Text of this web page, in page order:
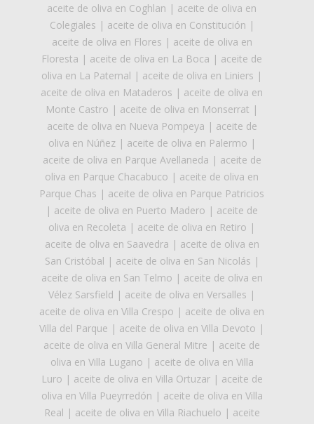
aceite de oliva en Coghlan | aceite de oliva en
Colegiales | aceite de oliva en Constitución |
aceite de oliva en Flores | aceite de oliva en
Floresta | aceite de oliva en La Boca | aceite de
oliva en La Paternal | aceite de oliva en Liniers |
aceite de oliva en Mataderos | aceite de oliva en
Monte Castro | aceite de oliva en Monserrat |
aceite de oliva en Nueva Pompeya | aceite de
oliva en Núñez| aceite de oliva en Palermo |
aceite de oliva en Parque Avellaneda | aceite de
oliva en Parque Chacabuco | aceite de oliva en
Parque Chas | aceite de oliva en Parque Patricios
| aceite de oliva en Puerto Madero | aceite de
oliva en Recoleta | aceite de oliva en Retiro |
aceite de oliva en Saavedra | aceite de oliva en
San Cristóbal | aceite de oliva en San Nicolás |
aceite de oliva en San Telmo | aceite de oliva en
Vélez Sarsfield | aceite de oliva en Versalles |
aceite de oliva en Villa Crespo | aceite de oliva en
Villa del Parque | aceite de oliva en Villa Devoto |
aceite de oliva en Villa General Mitre | aceite de
oliva en Villa Lugano | aceite de oliva en Villa
Luro | aceite de oliva en Villa Ortuzar| aceite de
oliva en Villa Pueyrredón | aceite de oliva en Villa
Real | aceite de oliva en Villa Riachuelo | aceite